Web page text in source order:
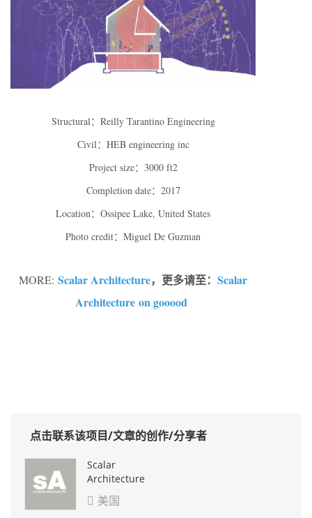
Structural：Reilly Tarantino Engineering
Civil：HEB engineering inc
Project size：3000 ft2
Completion date：2017
Location：Ossipee Lake, United States
Photo credit：Miguel De Guzman
MORE: Scalar Architecture，更多请至： Scalar
Architecture on gooood
点击联系该项目/文章的创作/分享者
Scalar
Architecture
 美国